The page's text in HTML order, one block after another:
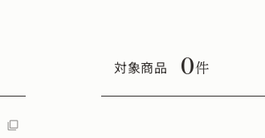
対象商品 0件